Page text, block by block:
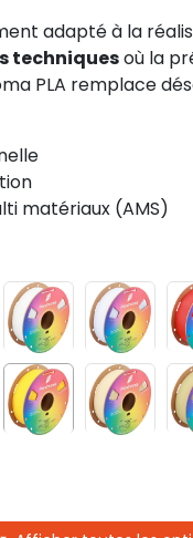
adapté à la
techniquesoù la
PLA remplace
matériaux (AMS)